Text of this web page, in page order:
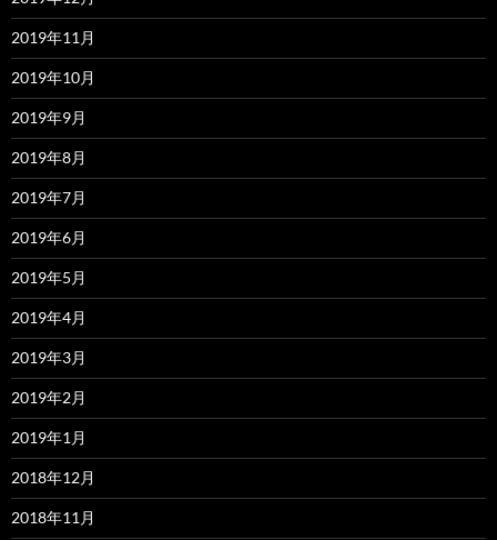
2019年11月
2019年10月
2019年9月
2019年8月
2019年7月
2019年6月
2019年5月
2019年4月
2019年3月
2019年2月
2019年1月
2018年12月
2018年11月